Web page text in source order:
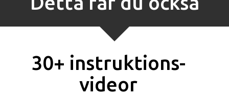
30+ instruktions­
videor